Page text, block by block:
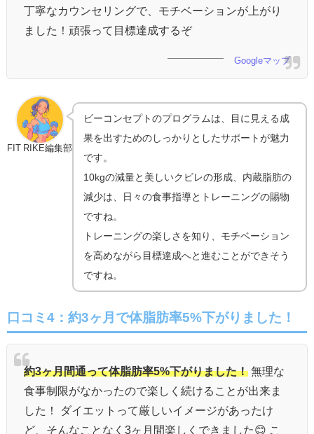
丁寧なカウンセリングで、モチベーションが上がり
ました！頑張って目標達成するぞ
Googleマップ
FIT RIKE編集部
ビーコンセプトのプログラムは、目に見える成
果を出すためのしっかりとしたサポートが魅力
です。
10kgの減量と美しいクビレの形成、内蔵脂肪の
減少は、日々の食事指導とトレーニングの賜物
ですね。
トレーニングの楽しさを知り、モチベーション
を高めながら目標達成へと進むことができそう
ですね。
口コミ4： 約3ヶ月で体脂肪率5%下がりました！
約3ヶ月間通って体脂肪率5%下がりました！ 無理な
食事制限がなかったので楽しく続けることが出来ま
した！ ダイエットって厳しいイメージがあったけ
ど、そんなことなく3ヶ月間楽しくできました😊 こ